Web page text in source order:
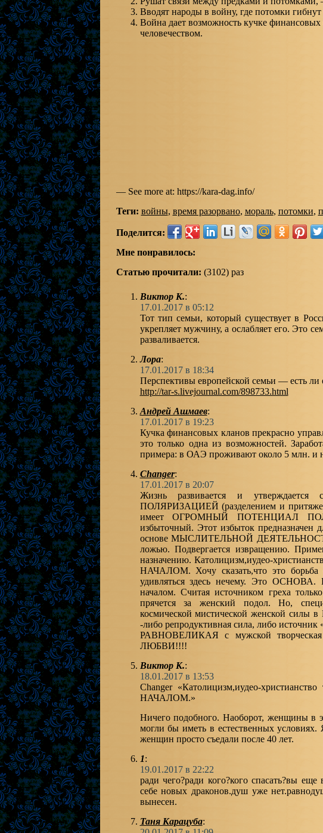
Вводят народы в войну, где потомки
Война дает возможность кучке
человечеством.
— See more at: https://kara-dag.info/
Теги: войны, время разорвано, мораль, потомки,
Поделится:
Мне понравилось:
Статью прочитали: (3102) раз
Виктор К.:
17.01.2017 в 05:12
Тот тип семьи, который существует в
укрепляет мужчину, а ослабляет его. Это
разваливается.
Лора:
17.01.2017 в 18:34
Перспективы европейской семьи — есть ли
http://tar-s.livejournal.com/898733.html
Андрей Ашмаев:
17.01.2017 в 19:23
Кучка финансовых кланов прекрасно
это только одна из возможностей.
примера: в ОАЭ проживают около 5 млн. и
Changer:
17.01.2017 в 20:07
Жизнь развивается и утверждается
ПОЛЯРИЗАЦИЕЙ (разделением и
имеет ОГРОМНЫЙ ПОТЕНЦИАЛ
избыточный. Этот избыток
основе МЫСЛИТЕЛЬНОЙ
ложью. Подвергается извращению.
назначению. Католицизм,иудео-
НАЧАЛОМ. Хочу сказать,что это
удивляться здесь нечему. Это
началом. Считая источником греха
прячется за женский подол. Но,
космической мистической женской силы
-либо репродуктивная сила, либо
РАВНОВЕЛИКАЯ с мужской
ЛЮБВИ!!!!
Виктор К.:
18.01.2017 в 13:53
Changer «Католицизм,иудео-
НАЧАЛОМ.»
Ничего подобного. Наоборот, женщины в
могли бы иметь в естественных
женщин просто съедали после 40 лет.
1:
19.01.2017 в 22:22
ради чего?ради кого?кого спасать?вы
себе новых драконов.душ уже
вынесен.
Таня Карацуба: